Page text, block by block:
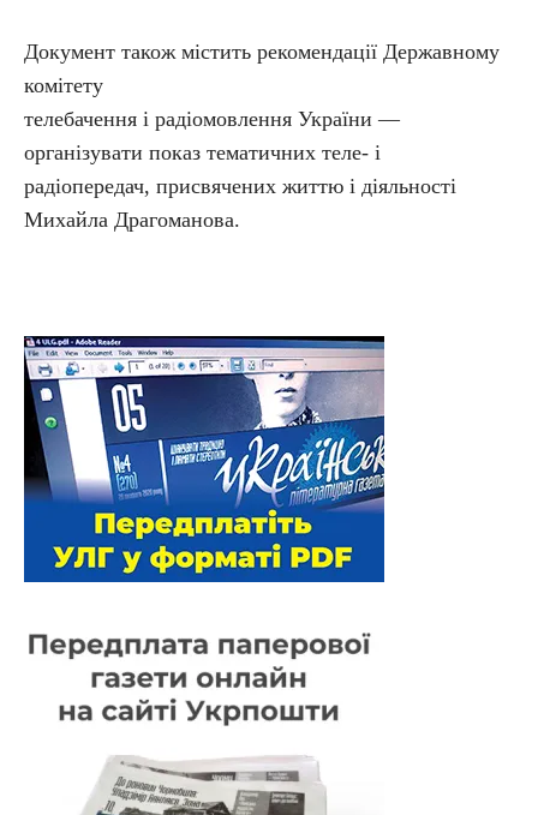
Документ також містить рекомендації Державному
комітету
телебачення і радіомовлення України —
організувати показ тематичних теле- і
радіопередач, присвячених життю і діяльності
Михайла Драгоманова.